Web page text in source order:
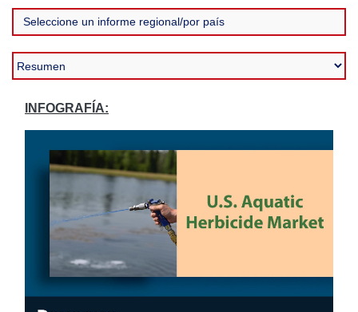
INFOGRAFÍA: